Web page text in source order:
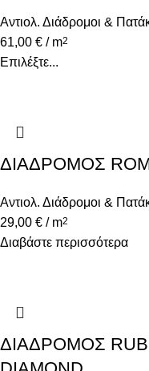
Αντιολ. Διάδρομοι &
61,00 € / m2
Επιλέξτε...
ΔΙΑΔΡΟΜΟΣ
Αντιολ. Διάδρομοι &
29,00 € / m2
Διαβάστε περισσότερα
ΔΙΑΔΡΟΜΟΣ